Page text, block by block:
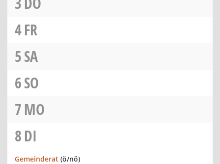
4FR
5SA
6SO
7MO
8DI
Gemeinderat (ö/nö)